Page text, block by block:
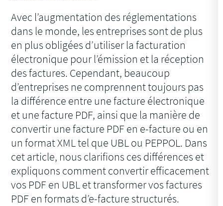
Avec l’augmentation des réglementations
dans le monde, les entreprises sont de plus
en plus obligées d’utiliser la facturation
électronique pour l’émission et la réception
des factures. Cependant, beaucoup
d’entreprises ne comprennent toujours pas
la différence entre une facture électronique
et une facture PDF, ainsi que la manière de
convertir une facture PDF en e-facture ou en
un format XML tel que UBL ou PEPPOL. Dans
cet article, nous clarifions ces différences et
expliquons comment convertir efficacement
vos PDF en UBL et transformer vos factures
PDF en formats d’e-facture structurés.